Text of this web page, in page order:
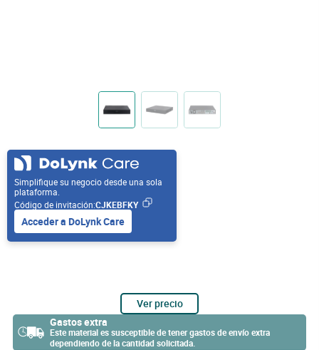
Simplifique su negocio desde una sola
plataforma.
Código de invitación:CJKEBFKY
Acceder a DoLynk Care
Ver precio
Gastos extra
Este material es susceptible de tener gastos de envío extra
dependiendo de la cantidad solicitada.